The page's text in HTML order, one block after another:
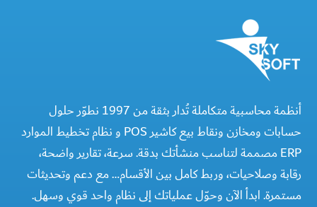
أنظمة محاسبية متكاملة تُدار بثقة من 1997 نطوّر حلول
حسابات ومخازن ونقاط بيع كاشير POS و نظام تخطيط الموارد
ERP مصممة لتناسب منشأتك بدقة. سرعة، تقارير واضحة،
رقابة وصلاحيات، وربط كامل بين الأقسام… مع دعم وتحديثات
مستمرة. ابدأ الآن وحوّل عملياتك إلى نظام واحد قوي وسهل.